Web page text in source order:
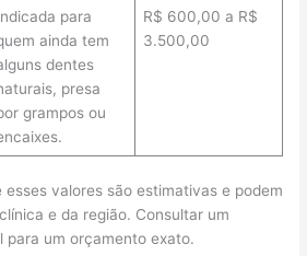
para
ainda tem
dentes
presa
grampos ou
R$ 600,00 a R$
3.500,00
valores são estimativas e podem
e da região. Consultar um
para um orçamento exato.